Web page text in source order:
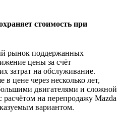
стоимость при
рынок поддержанных
цены за счёт
затрат на обслуживание.
цене через несколько лет,
двигателями и сложной
на перепродажу Mazda
вариантом.